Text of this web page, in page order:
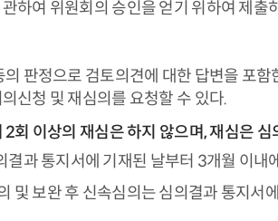
하여 위원회의 승인을 얻기 위하여 제출
의 판정으로 검토의견에 대한 답변을 포
신청 및 재심의를 요청할 수 있다.
2회 이상의 재심은 하지 않으며, 재심은 심
결과 통지서에 기재된 날부터 3개월 이
및 보완 후 신속심의는 심의결과 통지